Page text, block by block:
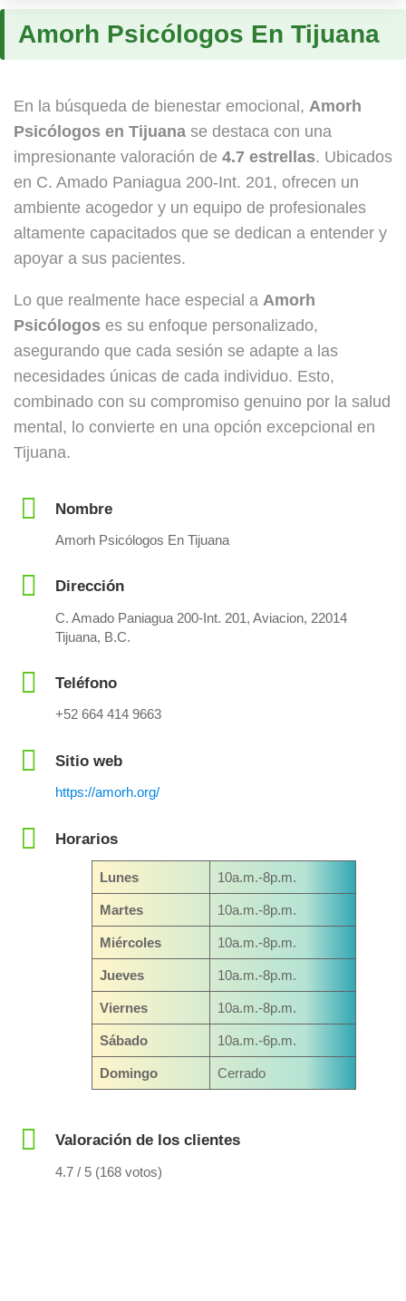
Amorh Psicólogos En Tijuana
En la búsqueda de bienestar emocional, Amorh
Psicólogos en Tijuana se destaca con una
impresionante valoración de 4.7 estrellas. Ubicados
en C. Amado Paniagua 200-Int. 201, ofrecen un
ambiente acogedor y un equipo de profesionales
altamente capacitados que se dedican a entender y
apoyar a sus pacientes.
Lo que realmente hace especial a Amorh
Psicólogos es su enfoque personalizado,
asegurando que cada sesión se adapte a las
necesidades únicas de cada individuo. Esto,
combinado con su compromiso genuino por la salud
mental, lo convierte en una opción excepcional en
Tijuana.
Nombre
Amorh Psicólogos En Tijuana
Dirección
C. Amado Paniagua 200-Int. 201, Aviacion, 22014
Tijuana, B.C.
Teléfono
+52 664 414 9663
Sitio web
https://amorh.org/
Horarios
Lunes 10a.m.-8p.m.
Martes 10a.m.-8p.m.
Miércoles 10a.m.-8p.m.
Jueves 10a.m.-8p.m.
Viernes 10a.m.-8p.m.
Sábado 10a.m.-6p.m.
Domingo Cerrado
Valoración de los clientes
4.7 / 5 (168 votos)